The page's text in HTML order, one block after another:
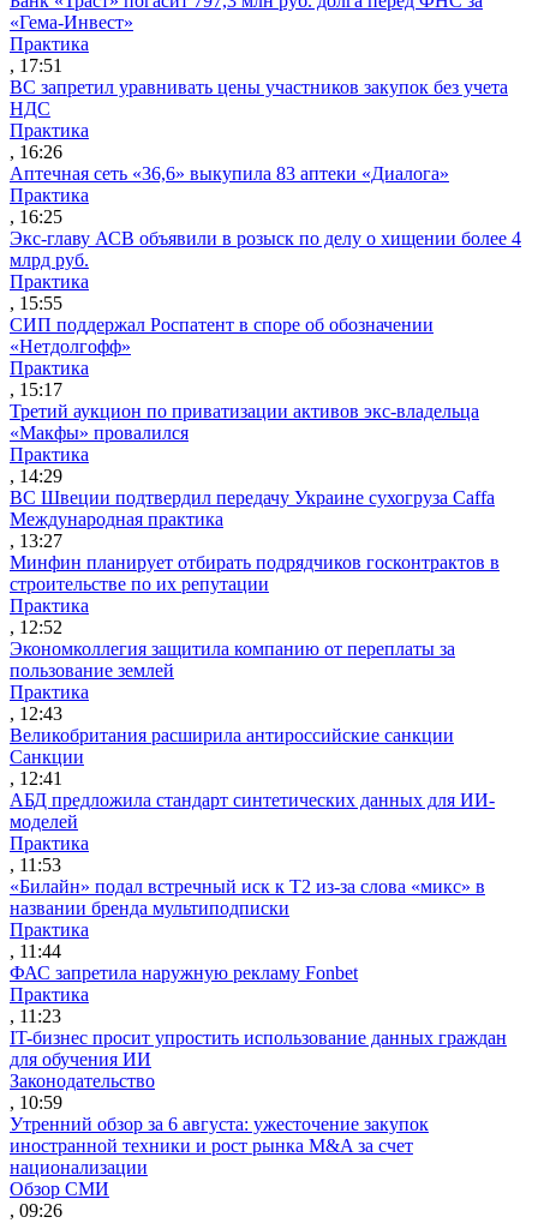
«Гема-Инвест»
Практика
, 17:51
ВС запретил уравнивать цены участников закупок без учета
НДС
Практика
, 16:26
Аптечная сеть «36,6» выкупила 83 аптеки «Диалога»
Практика
, 16:25
Экс-главу АСВ объявили в розыск по делу о хищении более 4
млрд руб.
Практика
, 15:55
СИП поддержал Роспатент в споре об обозначении
«Нетдолгофф»
Практика
, 15:17
Третий аукцион по приватизации активов экс-владельца
«Макфы» провалился
Практика
, 14:29
ВС Швеции подтвердил передачу Украине сухогруза Caffa
Международная практика
, 13:27
Минфин планирует отбирать подрядчиков госконтрактов в
строительстве по их репутации
Практика
, 12:52
Экономколлегия защитила компанию от переплаты за
пользование землей
Практика
, 12:43
Великобритания расширила антироссийские санкции
Санкции
, 12:41
АБД предложила стандарт синтетических данных для ИИ-
моделей
Практика
, 11:53
«Билайн» подал встречный иск к Т2 из-за слова «микс» в
названии бренда мультиподписки
Практика
, 11:44
ФАС запретила наружную рекламу Fonbet
Практика
, 11:23
IT-бизнес просит упростить использование данных граждан
для обучения ИИ
Законодательство
, 10:59
Утренний обзор за 6 августа: ужесточение закупок
иностранной техники и рост рынка M&A за счет
национализации
Обзор СМИ
, 09:26